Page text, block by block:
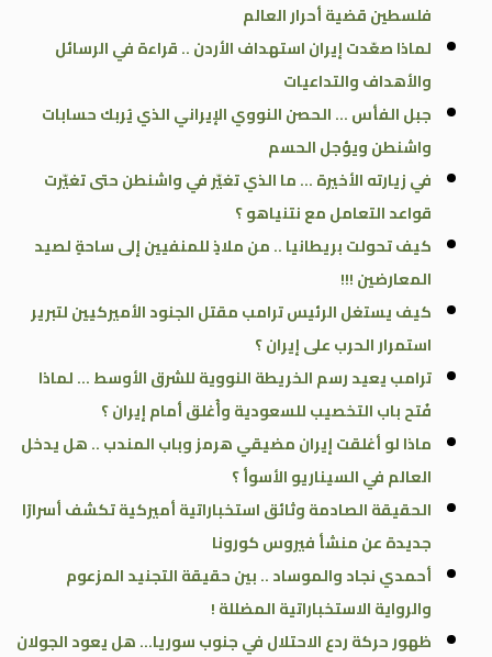
فلسطين قضية أحرار العالم
لماذا صعّدت إيران استهداف الأردن .. قراءة في الرسائل
والأهداف والتداعيات
جبل الفأس … الحصن النووي الإيراني الذي يُربك حسابات
واشنطن ويؤجل الحسم
في زيارته الأخيرة … ما الذي تغيّر في واشنطن حتى تغيّرت
قواعد التعامل مع نتنياهو ؟
كيف تحولت بريطانيا .. من ملاذٍ للمنفيين إلى ساحةٍ لصيد
المعارضين !!!
كيف يستغل الرئيس ترامب مقتل الجنود الأميركيين لتبرير
استمرار الحرب على إيران ؟
ترامب يعيد رسم الخريطة النووية للشرق الأوسط … لماذا
فُتح باب التخصيب للسعودية وأُغلق أمام إيران ؟
ماذا لو أغلقت إيران مضيقي هرمز وباب المندب .. هل يدخل
العالم في السيناريو الأسوأ ؟
الحقيقة الصادمة وثائق استخباراتية أميركية تكشف أسرارًا
جديدة عن منشأ فيروس كورونا
أحمدي نجاد والموساد .. بين حقيقة التجنيد المزعوم
والرواية الاستخباراتية المضللة !
ظهور حركة ردع الاحتلال في جنوب سوريا… هل يعود الجولان